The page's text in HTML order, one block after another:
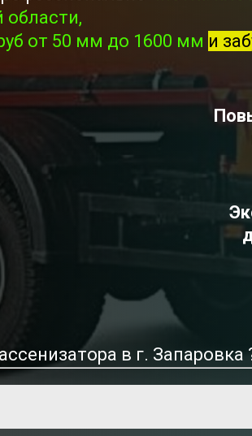
области,
от 50 мм до 1600 мм и
в г.